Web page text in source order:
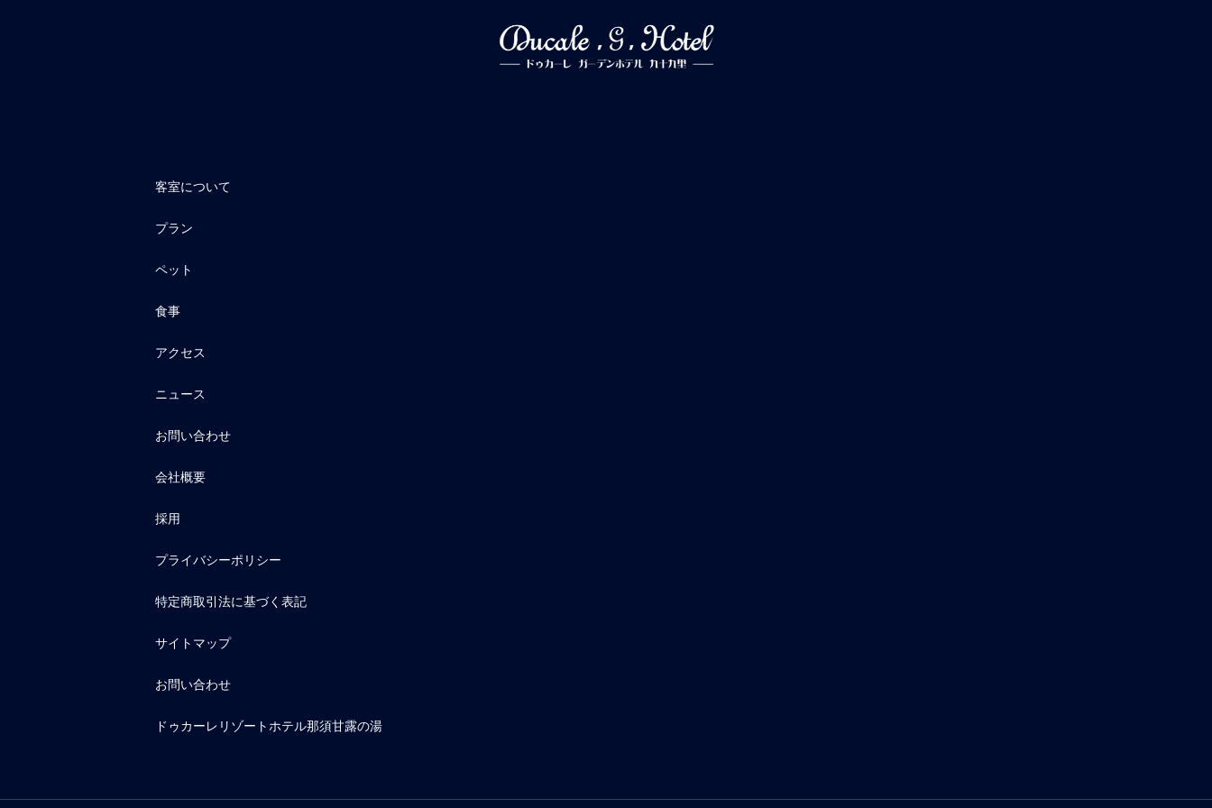
客室について
プラン
ペット
食事
アクセス
ニュース
お問い合わせ
会社概要
採用
プライバシーポリシー
特定商取引法に基づく表記
サイトマップ
お問い合わせ
ドゥカーレリゾートホテル那須甘露の湯